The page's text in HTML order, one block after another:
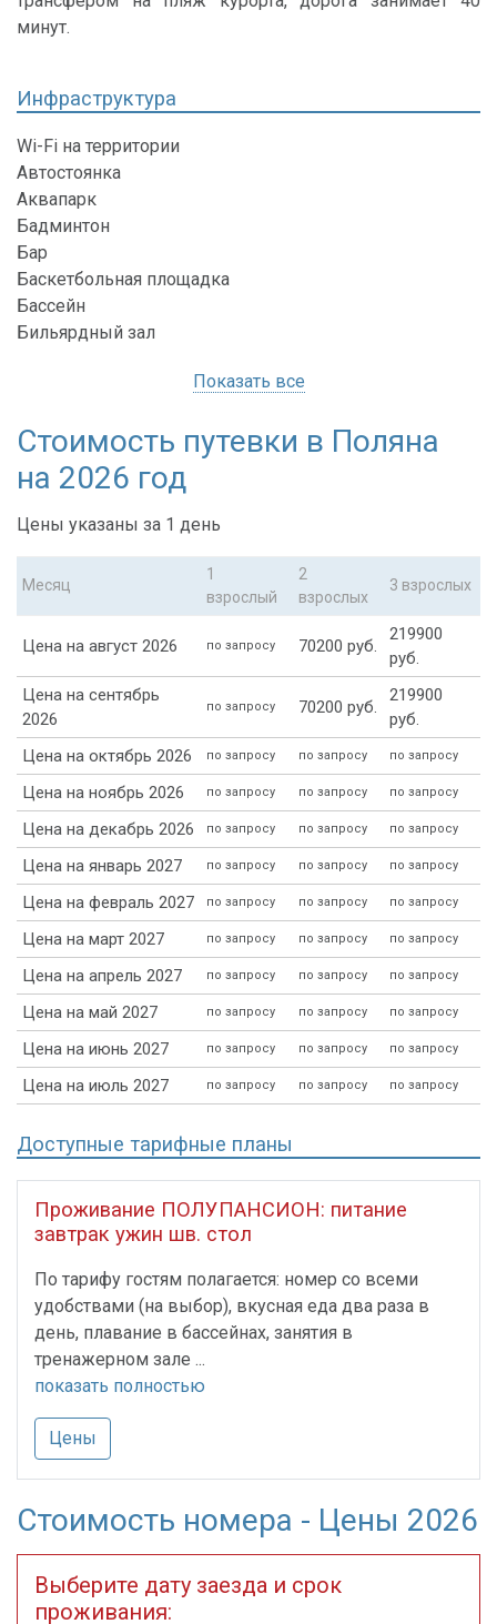
минут.
Инфраструктура
Wi-Fi на территории
Автостоянка
Аквапарк
Бадминтон
Бар
Баскетбольная площадка
Бассейн
Бильярдный зал
Показать все
Стоимость путевки в Поляна
на 2026 год
Цены указаны за 1 день
Месяц
1
взрослый
2
взрослых
3 взрослых
Цена на август 2026 по запросу 70200 руб.
219900
руб.
Цена на сентябрь
2026
по запросу 70200 руб.
219900
руб.
Цена на октябрь 2026
по запросу по запросу по запросу
Цена на ноябрь 2026 по запросу по запросу по запросу
Цена на декабрь 2026 по запросу по запросу по запросу
Цена на январь 2027 по запросу по запросу по запросу
Цена на февраль 2027 по запросу по запросу по запросу
Цена на март 2027 по запросу по запросу по запросу
Цена на апрель 2027 по запросу по запросу по запросу
Цена на май 2027 по запросу по запросу по запросу
Цена на июнь 2027 по запросу по запросу по запросу
Цена на июль 2027 по запросу по запросу по запросу
Доступные тарифные планы
Проживание ПОЛУПАНСИОН: питание
завтрак ужин шв. стол
По тарифу гостям полагается: номер со всеми
удобствами (на выбор), вкусная еда два раза в
день, плавание в бассейнах, занятия в
тренажерном зале ...
показать полностью
Цены
Стоимость номера - Цены 2026
Выберите дату заезда и срок
проживания: